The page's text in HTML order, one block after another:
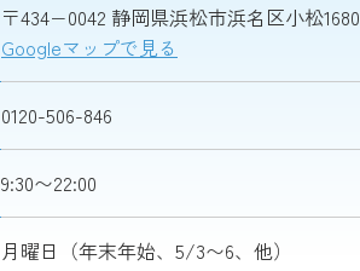
〒434−0042 静岡県浜松市浜名区小松1680
Googleマップで見る
0120-506-846
9:30〜22:00
月曜日（年末年始、5/3〜6、他）